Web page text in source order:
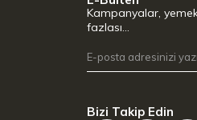
Kampanyalar,
fazlası…
Bizi Takip Edin